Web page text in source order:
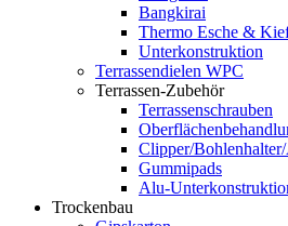
Bangkirai
Thermo Esche &
Unterkonstruktion
Terrassendielen WPC
Terrassen-Zubehör
Terrassenschrauben
Clipper/
Gummipads
Alu-
Trockenbau